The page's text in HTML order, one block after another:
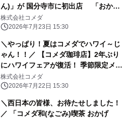
ん)」が 国分寺市に初出店 「おかげ
庵ミーツ国分寺店」2026年7月31日
(金)オープン！
株式会社コメダ
2026年7月23日 15:30
＼やっぱり！夏はコメダでハワイ～じ
ゃん！！／ 【コメダ珈琲店】2年ぶり
にハワイフェアが復活！ 季節限定メニ
ュー5品とハワイ旅行プレゼントキャ
ンペーンを 2026年7月30日(木)より全
株式会社コメダ
2026年7月22日 15:30
＼西日本の皆様、お待たせしました！
／ 「コメダ和(なごみ)喫茶 おかげ